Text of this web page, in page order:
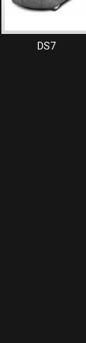
DS7